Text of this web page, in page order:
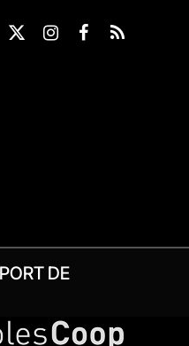
X
Instagram
Facebook
RSS
DE